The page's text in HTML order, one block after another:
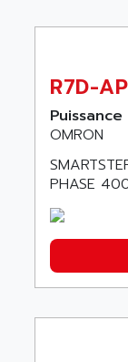
R7D-
OMRON
PHASE